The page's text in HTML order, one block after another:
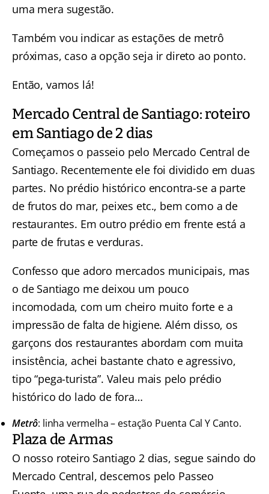
uma mera sugestão.
Também vou indicar as estações de metrô
próximas, caso a opção seja ir direto ao ponto.
Então, vamos lá!
Mercado Central de Santiago: roteiro
em Santiago de 2 dias
Começamos o passeio pelo Mercado Central de
Santiago. Recentemente ele foi dividido em duas
partes. No prédio histórico encontra-se a parte
de frutos do mar, peixes etc., bem como a de
restaurantes. Em outro prédio em frente está a
parte de frutas e verduras.
Confesso que adoro mercados municipais, mas
o de Santiago me deixou um pouco
incomodada, com um cheiro muito forte e a
impressão de falta de higiene. Além disso, os
garçons dos restaurantes abordam com muita
insistência, achei bastante chato e agressivo,
tipo “pega-turista”. Valeu mais pelo prédio
histórico do lado de fora…
Metrô: linha vermelha – estação Puenta Cal Y Canto.
Plaza de Armas
O nosso roteiro Santiago 2 dias, segue saindo do
Mercado Central, descemos pelo Passeo